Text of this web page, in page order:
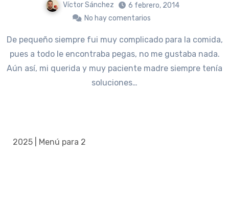
Víctor Sánchez
6 febrero, 2014
No hay comentarios
De pequeño siempre fui muy complicado para la comida,
pues a todo le encontraba pegas, no me gustaba nada.
Aún así, mi querida y muy paciente madre siempre tenía
soluciones…
2025 | Menú para 2